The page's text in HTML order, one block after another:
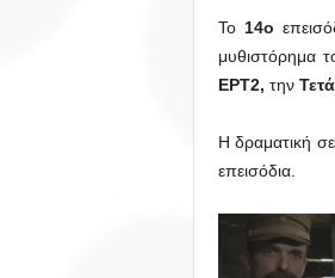
Το 14ο
μυθιστόρημα
ΕΡΤ2, την
Η δραματική
επεισόδια.